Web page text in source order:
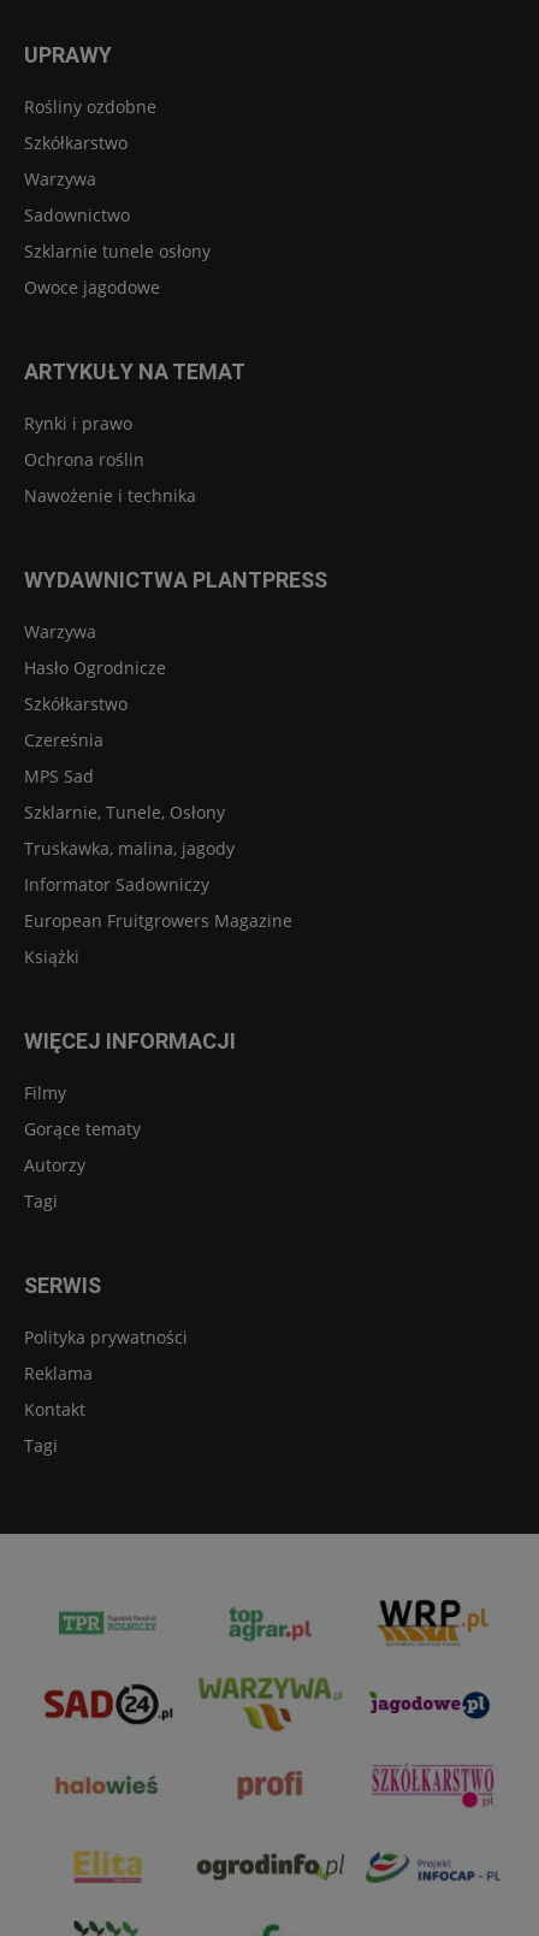
UPRAWY
Rośliny ozdobne
Szkółkarstwo
Warzywa
Sadownictwo
Szklarnie tunele osłony
Owoce jagodowe
ARTYKUŁY NA TEMAT
Rynki i prawo
Ochrona roślin
Nawożenie i technika
WYDAWNICTWA PLANTPRESS
Warzywa
Hasło Ogrodnicze
Szkółkarstwo
Czereśnia
MPS Sad
Szklarnie, Tunele, Osłony
Truskawka, malina, jagody
Informator Sadowniczy
European Fruitgrowers Magazine
Książki
WIĘCEJ INFORMACJI
Filmy
Gorące tematy
Autorzy
Tagi
SERWIS
Polityka prywatności
Reklama
Kontakt
Tagi